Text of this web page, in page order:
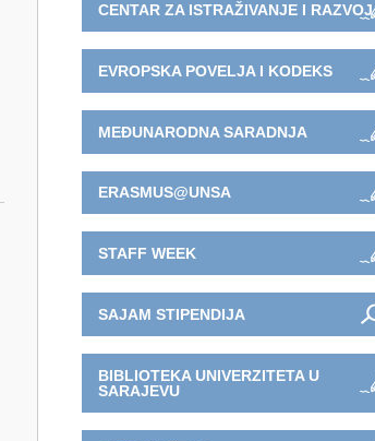
CENTAR ZA ISTRAŽIVANJE I RAZVOJ
EVROPSKA POVELJA I KODEKS
MEĐUNARODNA SARADNJA
ERASMUS@UNSA
STAFF WEEK
SAJAM STIPENDIJA
BIBLIOTEKA UNIVERZITETA U
SARAJEVU